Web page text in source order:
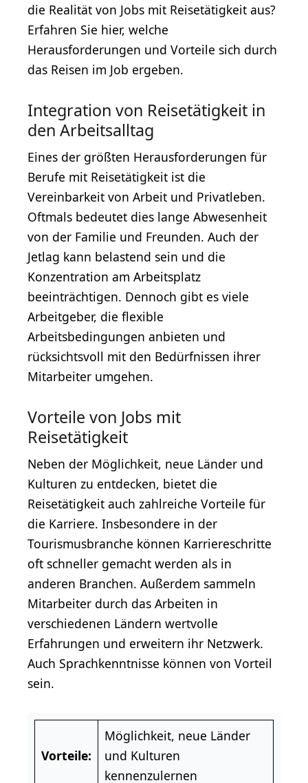
die Realität von Jobs mit Reisetätigkeit aus?
Erfahren Sie hier, welche
Herausforderungen und Vorteile sich durch
das Reisen im Job ergeben.
Integration von Reisetätigkeit in
den Arbeitsalltag
Eines der größten Herausforderungen für
Berufe mit Reisetätigkeit ist die
Vereinbarkeit von Arbeit und Privatleben.
Oftmals bedeutet dies lange Abwesenheit
von der Familie und Freunden. Auch der
Jetlag kann belastend sein und die
Konzentration am Arbeitsplatz
beeinträchtigen. Dennoch gibt es viele
Arbeitgeber, die flexible
Arbeitsbedingungen anbieten und
rücksichtsvoll mit den Bedürfnissen ihrer
Mitarbeiter umgehen.
Vorteile von Jobs mit
Reisetätigkeit
Neben der Möglichkeit, neue Länder und
Kulturen zu entdecken, bietet die
Reisetätigkeit auch zahlreiche Vorteile für
die Karriere. Insbesondere in der
Tourismusbranche können Karriereschritte
oft schneller gemacht werden als in
anderen Branchen. Außerdem sammeln
Mitarbeiter durch das Arbeiten in
verschiedenen Ländern wertvolle
Erfahrungen und erweitern ihr Netzwerk.
Auch Sprachkenntnisse können von Vorteil
sein.
Vorteile:
Möglichkeit, neue Länder
und Kulturen
kennenzulernen